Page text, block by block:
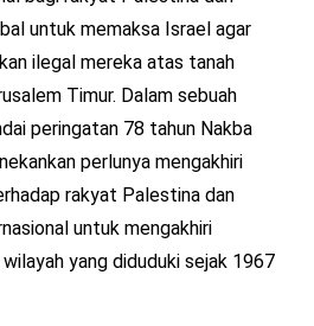
untuk memaksa Israel agar
ilegal mereka atas tanah
Timur. Dalam sebuah
peringatan 78 tahun Nakba
perlunya mengakhiri
rakyat Palestina dan
untuk mengakhiri
yang diduduki sejak 1967